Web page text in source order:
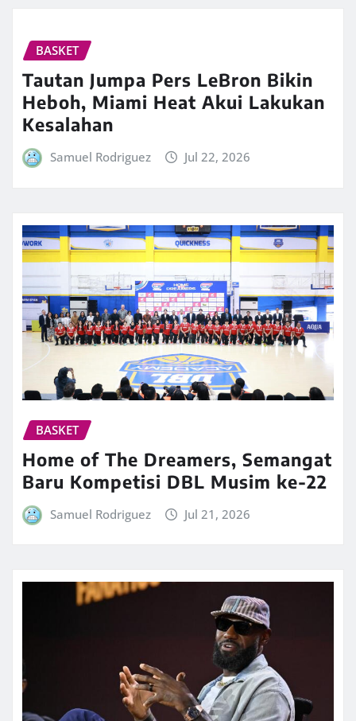
BASKET
Tautan Jumpa Pers LeBron Bikin
Heboh, Miami Heat Akui Lakukan
Kesalahan
Samuel Rodriguez Jul 22, 2026
BASKET
Home of The Dreamers, Semangat
Baru Kompetisi DBL Musim ke-22
Samuel Rodriguez Jul 21, 2026